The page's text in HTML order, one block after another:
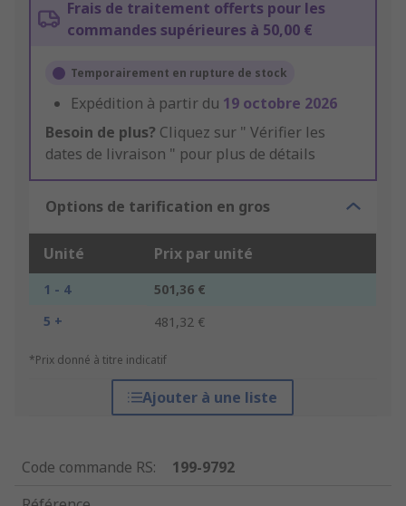
Frais de traitement offerts pour les
commandes supérieures à 50,00 €
Temporairement en rupture de stock
Expédition à partir du 19 octobre 2026
Besoin de plus? Cliquez sur " Vérifier les
dates de livraison " pour plus de détails
Options de tarification en gros
Unité Prix par unité
1 - 4
501,36 €
5 +
481,32 €
*Prix donné à titre indicatif
Ajouter à une liste
Code commande RS:
199-9792